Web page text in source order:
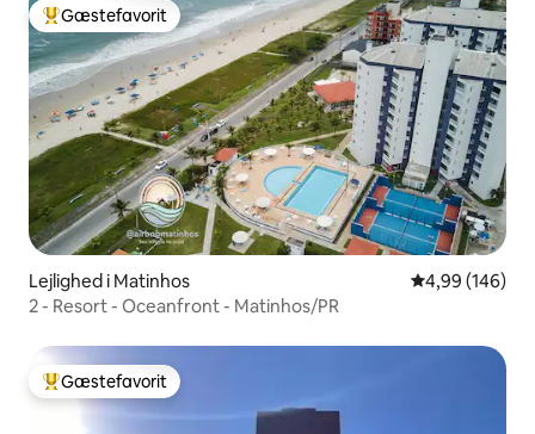
Bedste gæstefavorit
Gæstefavorit
Lejlighed i Matinhos 4,99 ud af 5 i
4,99 (146)
2 - Resort - Oceanfront - Matinhos/PR
Bedste gæstefavorit
Gæstefavorit